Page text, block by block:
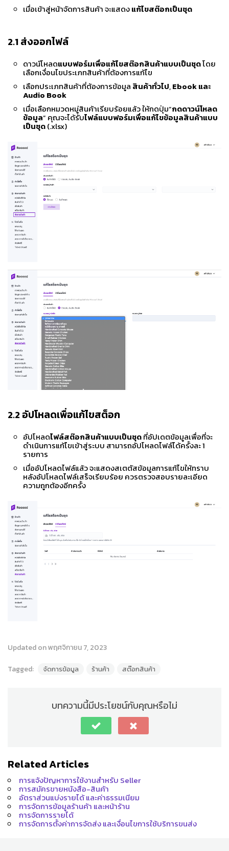
เมื่อเข้าสู่หน้าจัดการสินค้า จะแสดงแก้ไขสต๊อกเป็นชุด
2.1ส่งออกไฟล์
ดาวน์โหลดแบบฟอร์มเพื่อแก้ไขสต๊อกสินค้าแบบเป็นชุดโดย
เลือกเงื่อนไขประเภทสินค้าที่ต้องการแก้ไข
เลือกประเภทสินค้าที่ต้องการข้อมูล สินค้าทั่วไป,Ebook และ
Audio Book
เมื่อเลือกหมวดหมู่สินค้าเรียบร้อยแล้ว ให้กดปุ่ม”กดดาวน์โหลด
ข้อมูล” คุณจะได้รับไฟล์แบบฟอร์มเพื่อแก้ไขข้อมูลสินค้าแบบ
เป็นชุด(.xlsx)
2.2อัปโหลดเพื่อแก้ไขสต็อก
อัปโหลดไฟล์สต๊อกสินค้าแบบเป็นชุดที่อัปเดตข้อมูลเพื่อที่จะ
ดำเนินการแก้ไขเข้าสู่ระบบ สามารถอัปโหลดไฟล์ได้ครั้งละ 1
รายการ
เมื่ออัปโหลดไฟล์แล้ว จะแสดงสเตตัสข้อมูลการแก้ไขให้ทราบ
หลังอัปโหลดไฟล์เสร็จเรียบร้อย ควรตรวจสอบรายละเอียด
ความถูกต้องอีกครั้ง
Updated on พฤศจิกายน 7, 2023
Tagged:
จัดการข้อมูล ร้านค้า สต๊อกสินค้า
บทความนี้มีประโยชน์กับคุณหรือไม่
Related Articles
การแจ้งปัญหาการใช้งานสำหรับ Seller
การสมัครขายหนังสือ-สินค้า
อัตราส่วนแบ่งรายได้ และค่าธรรมเนียม
การจัดการข้อมูลร้านค้า และหน้าร้าน
การจัดการรายได้
การจัดการตั้งค่าการจัดส่ง และเงื่อนไขการใช้บริการขนส่ง